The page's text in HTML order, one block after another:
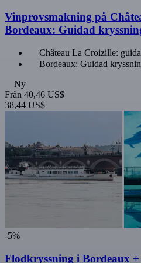
Vinprovsmakning på
Bordeaux: Guidad
Château La Croizille:
Bordeaux: Guidad
Ny
Från 40,46 US$
38,44 US$
-5%
Flodkryssning i Bordeaux +